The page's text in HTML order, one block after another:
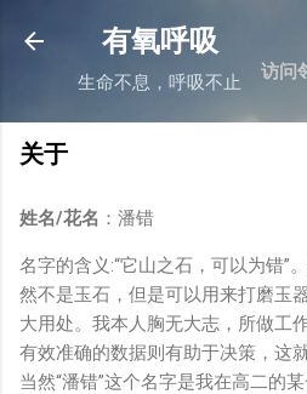
有氧呼吸
生命不息，呼吸不止 访问
关于
姓名/花名 ：潘错
名字的含义:“它山之石，可以为错”
然不是玉石，但是可以用来打磨玉
大用处。我本人胸无大志，所做工
有效准确的数据则有助于决策，这
当然“潘错”这个名字是我在高二的